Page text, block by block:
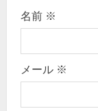
名前 ※
メール ※